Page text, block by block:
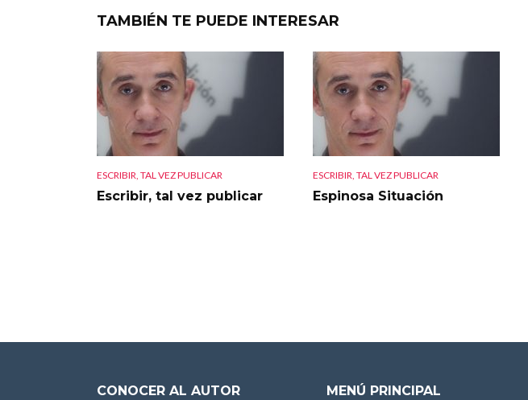
TAMBIÉN TE PUEDE INTERESAR
ESCRIBIR, TAL VEZ PUBLICAR
Escribir, tal vez publicar
ESCRIBIR, TAL VEZ PUBLICAR
Espinosa Situación
CONOCER AL AUTOR MENÚ PRINCIPAL